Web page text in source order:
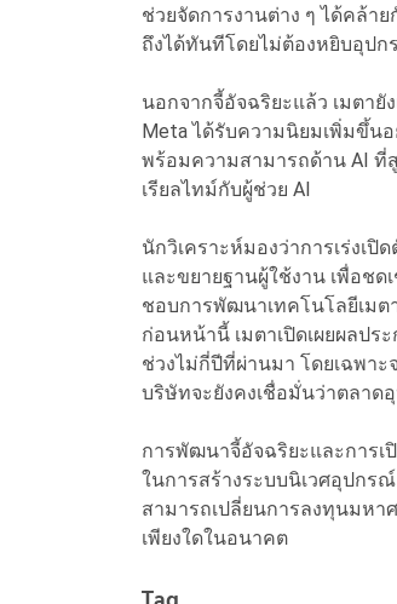
ช่วยจัดการงานต่าง ๆ ได้คล้า
ถึงได้ทันทีโดยไม่ต้องหยิบอุป
นอกจากจี้อัจฉริยะแล้ว เมตายั
Meta ได้รับความนิยมเพิ่มขึ้น
พร้อมความสามารถด้าน AI ที่
เรียลไทม์กับผู้ช่วย AI
นักวิเคราะห์มองว่าการเร่งเ
และขยายฐานผู้ใช้งาน เพื่อชด
ชอบการพัฒนาเทคโนโลยีเมต
ก่อนหน้านี้ เมตาเปิดเผยผลป
ช่วงไม่กี่ปีที่ผ่านมา โดยเฉพา
บริษัทจะยังคงเชื่อมั่นว่าตลา
การพัฒนาจี้อัจฉริยะและการเ
ในการสร้างระบบนิเวศอุปกร
สามารถเปลี่ยนการลงทุนมหา
เพียงใดในอนาคต